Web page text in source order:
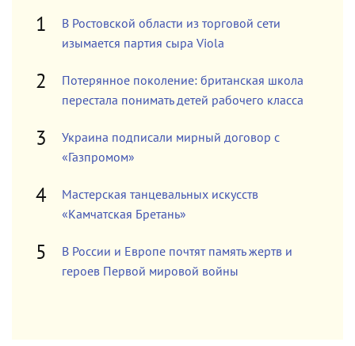
В Ростовской области из торговой сети
изымается партия сыра Viola
Потерянное поколение: британская школа
перестала понимать детей рабочего класса
Украина подписали мирный договор с
«Газпромом»
Мастерская танцевальных искусств
«Камчатская Бретань»
В России и Европе почтят память жертв и
героев Первой мировой войны